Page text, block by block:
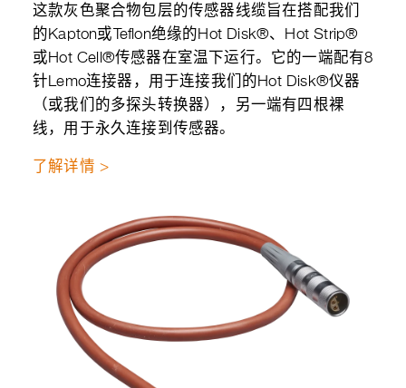
这款灰色聚合物包层的传感器线缆旨在搭配我们
的Kapton或Teflon绝缘的Hot Disk®、Hot Strip®
或Hot Cell®传感器在室温下运行。它的一端配有8
针Lemo连接器，用于连接我们的Hot Disk®仪器
（或我们的多探头转换器），另一端有四根裸
线，用于永久连接到传感器。
了解详情 >